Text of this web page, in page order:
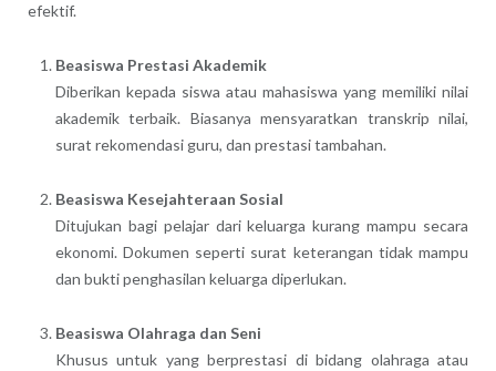
efektif.
Beasiswa Prestasi Akademik
Diberikan kepada siswa atau mahasiswa yang memiliki nilai
akademik terbaik. Biasanya mensyaratkan transkrip nilai,
surat rekomendasi guru, dan prestasi tambahan.
Beasiswa Kesejahteraan Sosial
Ditujukan bagi pelajar dari keluarga kurang mampu secara
ekonomi. Dokumen seperti surat keterangan tidak mampu
dan bukti penghasilan keluarga diperlukan.
Beasiswa Olahraga dan Seni
Khusus untuk yang berprestasi di bidang olahraga atau